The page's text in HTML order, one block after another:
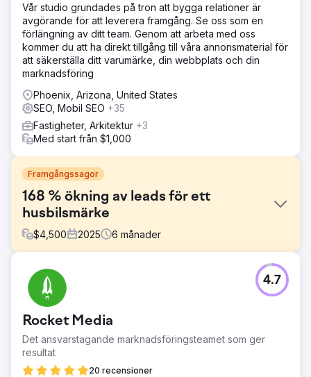
Vår studio grundades på tron att bygga relationer är
avgörande för att leverera framgång. Se oss som en
förlängning av ditt team. Genom att arbeta med oss
kommer du att ha direkt tillgång till våra annonsmaterial för
att säkerställa ditt varumärke, din webbplats och din
marknadsföring
Phoenix, Arizona, United States
SEO, Mobil SEO +35
Fastigheter, Arkitektur +3
Med start från $1,000
Framgångssagor
168 % ökning av leads för ett
husbilsmärke
$4,500 2025 6 månader
Utmaning
Vår kund är en ledande australisk husbilstillverkare som
kämpar med begränsad nykundsökning på grund av låg
varumärkeskännedom och digital närvaro.
Vårt team genomförde en fullständig SEO-kampanj med
produktion av utbildningsinnehåll (bloggar, infografik,
videor) för att fånga köpare som undersöker husvagnar.
Rocket Media
Det ansvarstagande marknadsföringsteamet som ger
resultat
20 recensioner
4.7